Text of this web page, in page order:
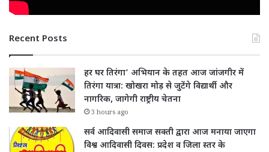
Recent Posts
हर घर तिरंगा’ अभियान के तहत आज जांजगीर में
तिरंगा यात्रा: खोखरा मोड़ से जुटेंगे विद्यार्थी और
नागरिक, जागेगी राष्ट्रीय चेतना
3 hours ago
सर्व आदिवासी समाज सक्ती द्वारा आज मनाया जाएगा
विश्व आदिवासी दिवस: प्रदेश व जिला स्तर के